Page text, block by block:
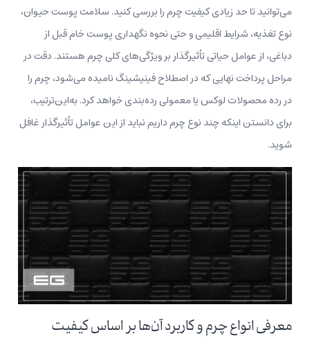
می‌توانید تا حد زیادی کیفیت چرم را بررسی کنید. سلامت پوست حیوان،
نوع تغذیه، شرایط اقلیمی و حتی نحوه نگهداری پوست خام قبل از
دباغی، از عوامل حیاتی تأثیرگذار بر ویژگی‌های کلی چرم هستند. دقت در
مراحل پرداخت نهایی که در اصطلاح فینیشینگ نامیده می‌شود، چرم را
در رده محصولات لوکس یا معمولی رده‌بندی خواهد کرد. به‌این‌ترتیب،
برای دانستن اینکه چند نوع چرم داریم نباید از این عوامل تأثیرگذار غافل
شوید.
معرفی انواع چرم و کاربرد آن‌ها بر اساس کیفیت